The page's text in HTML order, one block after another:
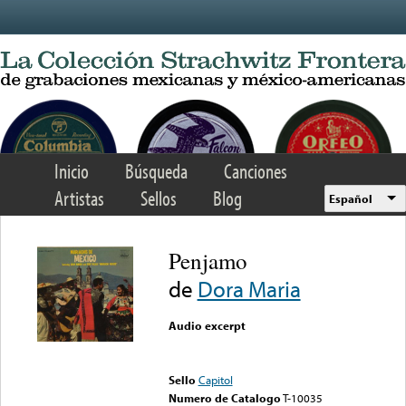
Inicio Búsqueda
Canciones
Artistas
Sellos Blog Español
Penjamo
de Dora Maria
Audio excerpt
Sello Capitol
Numero de CatalogoT-10035